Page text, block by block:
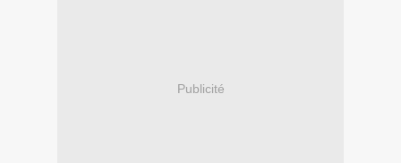
Publicité